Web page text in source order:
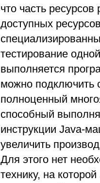
что часть
доступных
тестирование
выполняется
можно подключить
полноценный
способный
инструкции Java-
увеличить
Для этого нет
технику, на